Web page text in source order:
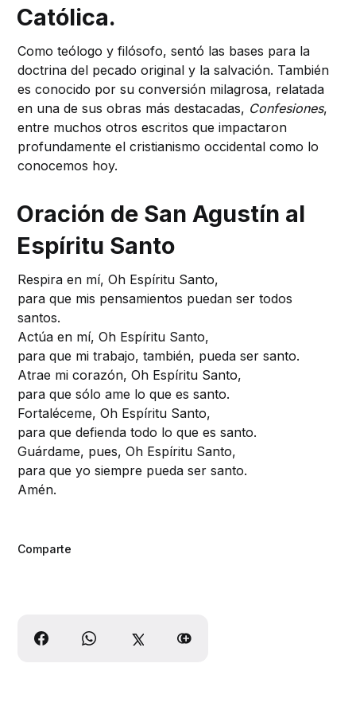
Católica.
Como teólogo y filósofo, sentó las bases para la
doctrina del pecado original y la salvación. También
es conocido por su conversión milagrosa, relatada
en una de sus obras más destacadas, Confesiones,
entre muchos otros escritos que impactaron
profundamente el cristianismo occidental como lo
conocemos hoy.
Oración de San Agustín al
Espíritu Santo
Respira en mí, Oh Espíritu Santo,
para que mis pensamientos puedan ser todos
santos.
Actúa en mí, Oh Espíritu Santo,
para que mi trabajo, también, pueda ser santo.
Atrae mi corazón, Oh Espíritu Santo,
para que sólo ame lo que es santo.
Fortaléceme, Oh Espíritu Santo,
para que defienda todo lo que es santo.
Guárdame, pues, Oh Espíritu Santo,
para que yo siempre pueda ser santo.
Amén.
Comparte